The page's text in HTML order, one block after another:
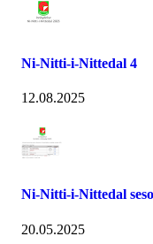
Ni-Nitti-i-Nittedal 4
12.08.2025
Ni-Nitti-i-Nittedal
20.05.2025